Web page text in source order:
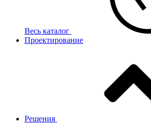
Весь каталог
Проектирование
Решения